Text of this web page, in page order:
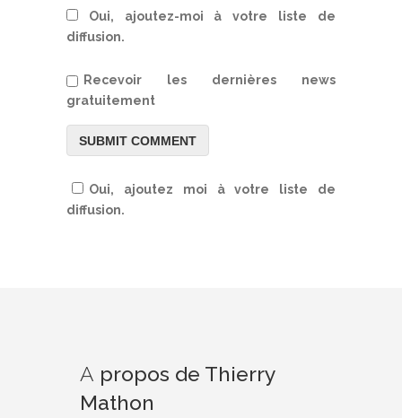
Oui, ajoutez-moi à votre liste de
diffusion.
Recevoir les dernières news
gratuitement
Oui, ajoutez moi à votre liste de
diffusion.
A propos de Thierry
Mathon